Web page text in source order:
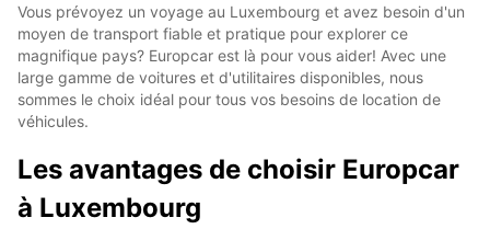
Vous prévoyez un voyage au Luxembourg et avez besoin d'un
moyen de transport fiable et pratique pour explorer ce
magnifique pays? Europcar est là pour vous aider! Avec une
large gamme de voitures et d'utilitaires disponibles, nous
sommes le choix idéal pour tous vos besoins de location de
véhicules.
Les avantages de choisir Europcar
à Luxembourg